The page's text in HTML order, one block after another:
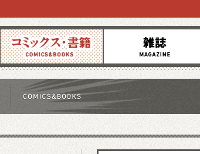
コミックス 雑誌